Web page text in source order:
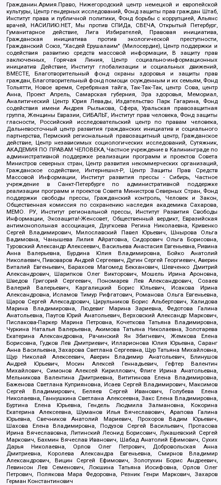
Гражданин.Армия.Право, Нижегородский центр немецкой и европейской
культуры, Центр гендерных исследований, Фонд защиты прав граждан Штаб,
Институт права и публичной политики, Фонд борьбы с коррупцией, Альянс
врачей, НАСИЛИЮ.НЕТ, Мы против СПИДа, СВЕЧА, Открытый Петербург,
Гуманитарное действие, Лига Избирателей, Правовая инициатива,
Гражданская инициатива против экологической преступности,
Гражданский Союз, "Хасдей Ерушалаим" (Милосердие), Центр поддержки и
содействия развитию средств массовой информации, В защиту прав
заключенных, Горячая Линия, Центр социально-информационных
инициатив Действие, Институт глобализации и социальных движений,
ВМЕСТЕ, Благотворительный фонд охраны здоровья и защиты прав
граждан, Благотворительный фонд помощи осужденным и их семьям, Фонд
Тольятти, Новое время, Серебряная тайга, Так-Так-Так, центр Сова, центр
Анна, Проект Апрель, Самарская губерния, Эра здоровья, Мемориал,
Аналитический Центр Юрия Левады, Издательство Парк Гагарина, Фонд
содействия имени Андрея Рылькова, Сфера, Уральская правозащитная
группа, Женщины Евразии, СИБАЛЬТ, Институт прав человека, Фонд защиты
гласности, Российский исследовательский центр по правам человека,
Дальневосточный центр развития гражданских инициатив и социального
партнерства, Пермский региональный правозащитный центр, Гражданское
действие, Центр независимых социологических исследований, Сутяжник,
АКАДЕМИЯ ПО ПРАВАМ ЧЕЛОВЕКА, Частное учреждение в Калининграде по
административной поддержке реализации программ и проектов Совета
Министров северных стран, Центр развития некоммерческих организаций,
Гражданское содействие, Интернешнл-Р, Центр Защиты Прав Средств
Массовой Информации, Институт развития прессы - Сибирь, Частное
учреждение в Санкт-Петербурге по административной поддержке
реализации программ и проектов Совета Министров Северных Стран, Фонд
поддержки свободы прессы, Гражданский контроль, Человек и Закон,
Общественная комиссия по сохранению наследия академика Сахарова,
МЕМО. РУ, Институт региональной прессы, Институт Развития Свободы
Информации, Экозащита!-Женсовет, Общественный вердикт, Евразийская
антимонопольная ассоциация, Дзугкоева Регина Николаевна, Кривенко
Сергей Владимирович, Милославский Павел Юрьевич, Шнырова Ольга
Вадимовна, Чанышева Лилия Айратовна, Сидорович Ольга Борисовна,
Туровский Александр Алексеевич, Васильева Анастасия Евгеньевна, Ривина
Анна Валерьевна, Бурдина Юлия Владимировна, Бойко Анатолий
Николаевич, Пивоваров Андрей Сергеевич, Дугин Сергей Георгиевич, Аверин
Виталий Евгеньевич, Барахоев Магомед Бекханович, Шевченко Дмитрий
Александрович, Шарипков Олег Викторович, Мошель Ирина Ароновна,
Шведов Григорий Сергеевич, Пономарев Лев Александрович, Созаев
Валерий Валерьевич, Каргалицкий Борис Юльевич, Исакова Ирина
Александровна, Исламов Тимур Рифгатович, Романова Ольга Евгеньевна,
Щаров Сергей Алексадрович, Цирульников Борис Альбертович, Халидова
Марина Владимировна, Людевиг Марина Зариевна, Федотова Галина
Анатольевна, Паутов Юрий Анатольевич, Верховский Александр Маркович,
Пислакова-Паркер Марина Петровна, Кочеткова Татьяна Владимировна,
Чуркина Наталья Валерьевна, Акимова Татьяна Николаевна, Золотарева
Екатерина Александровна, Рачинский Ян Збигневич, Жемкова Елена
Борисовна, Гудков Лев Дмитриевич, Илларионова Юлия Юрьевна, Саранг
Анна Васильевна, Захарова Светлана Сергеевна, Щур Татьяна Михайловна,
Щур Николай Алексеевич, Аверин Владимир Анатольевич, Блинушов
Андрей Юрьевич, Мосин Алексей Геннадьевич, Гефтер Валентин
Михайлович, Симонов Алексей Кириллович, Флиге Ирина Анатольевна,
Мельникова Валентина Дмитриевна, Вититинова Елена Владимировна,
Баженова Светлана Куприяновна, Исаев Сергей Владимирович, Максимов
Сергей Владимирович, Беляев Сергей Иванович, Голубева Елена
Николаевна, Ганнушкина Светлана Алексеевна, Закс Елена Владимировна,
Буртина Елена Юрьевна, Гендель Людмила Залмановна, Кокорина
Екатерина Алексеевна, Шуманов Илья Вячеславович, Арапова Галина
Юрьевна, Свечников Анатолий Мариевич, Прохоров Вадим Юрьевич,
Шахова Елена Владимировна, Подузов Сергей Васильевич, Протасова
Ирина Вячеславовна, Литинский Леонид Борисович, Лукашевский Сергей
Маркович, Бахмин Вячеслав Иванович, Шабад Анатолий Ефимович, Сухих
Дарья Николаевна, Орлов Олег Петрович, Добровольская Анна
Дмитриевна, Королева Александра Евгеньевна, Смирнов Владимир
Александрович, Вицин Сергей Ефимович, Золотухин Борис Андреевич,
Левинсон Лев Семенович, Локшина Татьяна Иосифовна, Орлов Олег
Петрович, Полякова Мара Федоровна, Резник Генри Маркович, Захаров
Герман Константинович